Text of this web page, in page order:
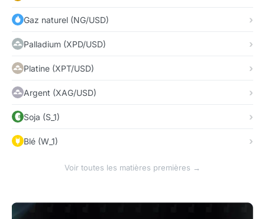
Gaz naturel (NG/USD)
Palladium (XPD/USD)
Platine (XPT/USD)
Argent (XAG/USD)
Soja (S_1)
Blé (W_1)
Voir toutes les matières premières →